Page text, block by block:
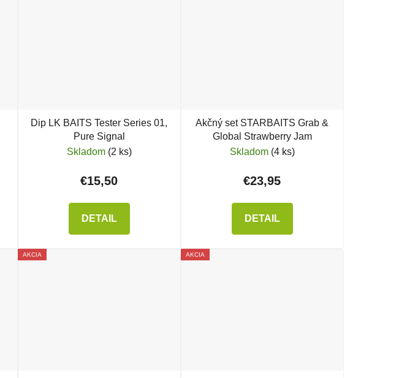
Dip LK BAITS Tester Series 01,
Pure Signal
Skladom (2 ks)
€15,50
DETAIL
Akčný set STARBAITS Grab &
Global Strawberry Jam
Skladom (4 ks)
€23,95
DETAIL
AKCIA AKCIA